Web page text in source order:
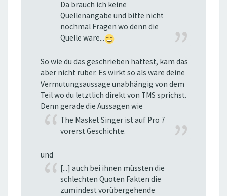
Da brauch ich keine
Quellenangabe und bitte nicht
nochmal Fragen wo denn die
Quelle wäre...
So wie du das geschrieben hattest, kam das
aber nicht rüber. Es wirkt so als wäre deine
Vermutungsaussage unabhängig von dem
Teil wo du letztlich direkt von TMS sprichst.
Denn gerade die Aussagen wie
The Masket Singer ist auf Pro 7
vorerst Geschichte.
und
[...] auch bei ihnen müssten die
schlechten Quoten Fakten die
zumindest vorübergehende